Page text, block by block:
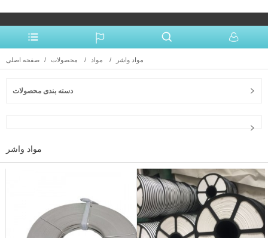
صفحه اصلی محصولات مواد مواد واشر
دسته بندی محصولات
مواد واشر